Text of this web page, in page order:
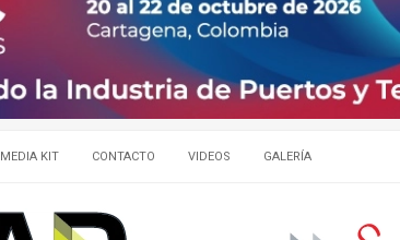
MEDIA KIT CONTACTO VIDEOS GALERÍA